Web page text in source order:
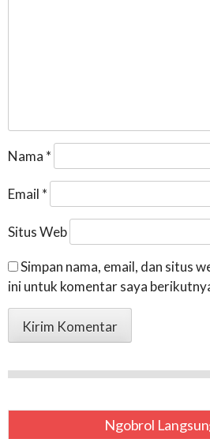
Nama *
Email *
Situs Web
Simpan nama, email, dan situs
ini untuk komentar saya
Ngobrol